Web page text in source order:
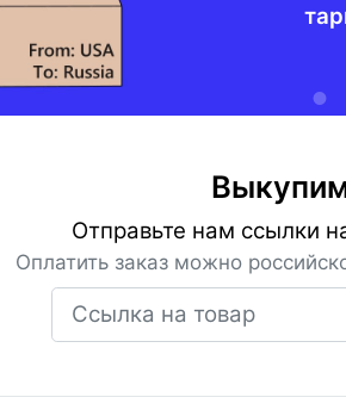
Отправьте нам ссылки
Оплатить заказ можно